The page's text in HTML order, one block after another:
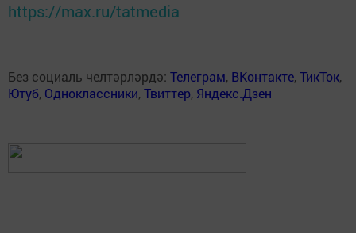
https://max.ru/tatmedia
Без социаль челтәрләрдә: Телеграм, ВКонтакте,ТикТок,
Ютуб, Одноклассники,Твиттер, Яндекс.Дзен